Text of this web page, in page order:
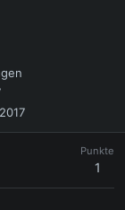
Punkte
1